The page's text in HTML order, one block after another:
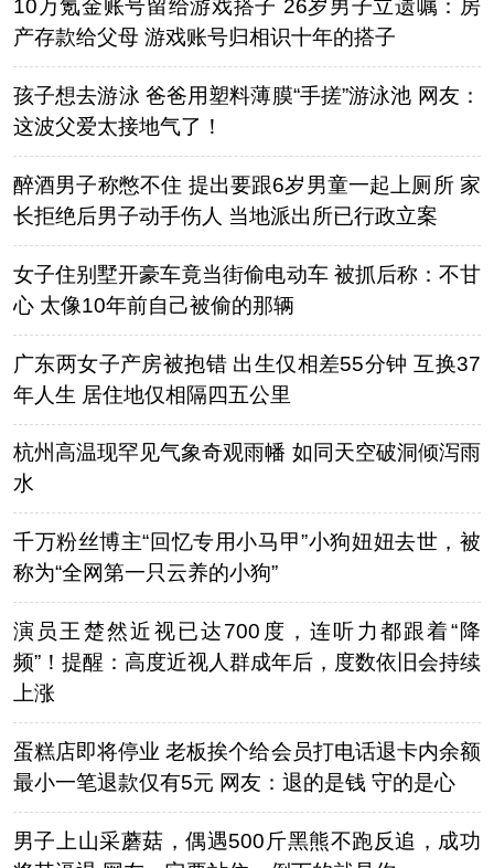
10万氪金账号留给游戏搭子 26岁男子立遗嘱：房
产存款给父母 游戏账号归相识十年的搭子
孩子想去游泳 爸爸用塑料薄膜“手搓”游泳池 网友：
这波父爱太接地气了！
醉酒男子称憋不住 提出要跟6岁男童一起上厕所 家
长拒绝后男子动手伤人 当地派出所已行政立案
女子住别墅开豪车竟当街偷电动车 被抓后称：不甘
心 太像10年前自己被偷的那辆
广东两女子产房被抱错 出生仅相差55分钟 互换37
年人生 居住地仅相隔四五公里
杭州高温现罕见气象奇观雨幡 如同天空破洞倾泻雨
水
千万粉丝博主“回忆专用小马甲”小狗妞妞去世，被
称为“全网第一只云养的小狗”
演员王楚然近视已达700度，连听力都跟着“降
频”！提醒：高度近视人群成年后，度数依旧会持续
上涨
蛋糕店即将停业 老板挨个给会员打电话退卡内余额
最小一笔退款仅有5元 网友：退的是钱 守的是心
男子上山采蘑菇，偶遇500斤黑熊不跑反追，成功